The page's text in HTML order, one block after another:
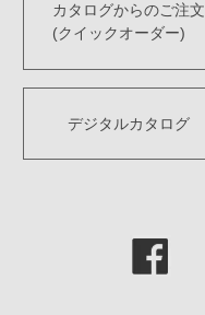
カタログからのご注文
(クイックオーダー)
デジタルカタログ